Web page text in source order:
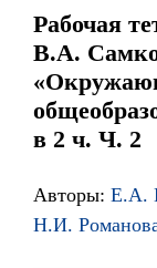
Рабочая
В.А.
в 2 ч. Ч. 2
Авторы: Е.А.
Н.И.